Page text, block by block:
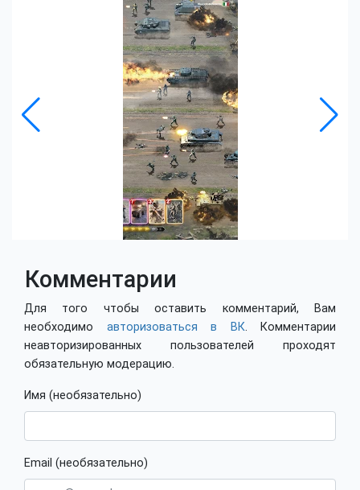
Комментарии
Для того чтобы оставить комментарий, Вам
необходимо авторизоваться в ВК. Комментарии
неавторизированных пользователей проходят
обязательную модерацию.
Имя (необязательно)
Email (необязательно)